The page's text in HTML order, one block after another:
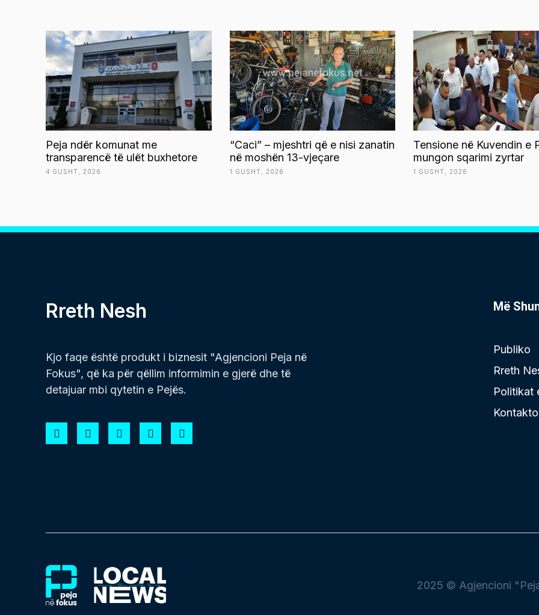
Peja ndër komunat me
transparencë të ulët buxhetore
4 GUSHT, 2026
“Caci” – mjeshtri që e nisi zanatin
në moshën 13-vjeçare
1 GUSHT, 2026
Tensione në Kuvendin e
mungon sqarimi zyrtar
1 GUSHT, 2026
Rreth Nesh
Kjo faqe është produkt i biznesit "Agjencioni Peja në
Fokus", që ka për qëllim informimin e gjerë dhe të
detajuar mbi qytetin e Pejës.
Më
Publiko
Rreth
Politikat
Kontakto
2025 © Agjencioni